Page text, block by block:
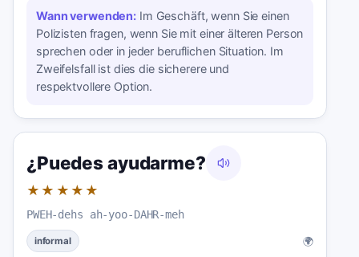
Wann verwenden: Im Geschäft, wenn Sie einen
Polizisten fragen, wenn Sie mit einer älteren Person
sprechen oder in jeder beruflichen Situation. Im
Zweifelsfall ist dies die sicherere und
respektvollere Option.
¿Puedes ayudarme?
★★★★★
PWEH-dehs ah-yoo-DAHR-meh
informal 🌍